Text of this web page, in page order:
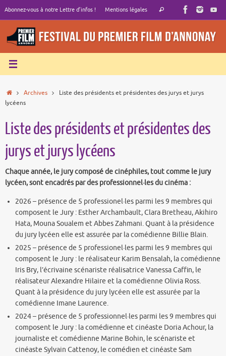
contenu
Abonnez-vous à notre Lettre d’infos ! Mentions légales
Recherche
Rechercher
AccueilArchives
Liste des présidents et présidentes des jurys et jurys
lycéens
Liste des présidents et présidentes des
jurys et jurys lycéens
Chaque année, le jury composé de cinéphiles, tout comme le jury
lycéen, sont encadrés par des professionnel·les du cinéma :
2026 – présence de 5 professionel·les parmi les 9 membres qui
composent le Jury : Esther Archambault, Clara Bretheau, Akihiro
Hata, Mouna Soualem et Abbes Zahmani. Quant à la présidence
du jury lycéen elle est assurée par la comédienne Billie Blain.
2025 – présence de 5 professionel·les parmi les 9 membres qui
composent le Jury : le réalisateur Karim Bensalah, la comédienne
Iris Bry, l’écrivaine scénariste réalisatrice Vanessa Caffin, le
réalisateur Alexandre Hilaire et la comédienne Olivia Ross.
Quant à la présidence du jury lycéen elle est assurée par la
comédienne Imane Laurence.
2024 – présence de 5 professionnel·les parmi les 9 membres qui
composent le Jury : la comédienne et cinéaste Doria Achour, la
journaliste et comédienne Marine Bohin, le scénariste et
cinéaste Sylvain Cattenoy, le comédien et cinéaste Sam